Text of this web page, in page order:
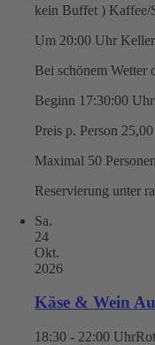
kein Buffet ) Kaffee/
Um 20:00 Uhr
Bei schönem Wetter
Beginn 17:30:00
Preis p. Person
Maximal 50
Reservierung unter
Sa.
24
Okt.
2026
Käse & Wein
18:30 - 22:00 Uhr